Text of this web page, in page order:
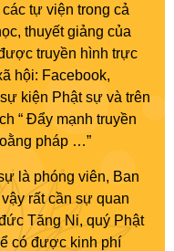
tự viện trong cả
thuyết giảng của
truyền hình trực
hội: Facebook,
kiện Phật sự và trên
“ Đẩy mạnh truyền
pháp …”
là phóng viên, Ban
rất cần sự quan
Tăng Ni, quý Phật
có được kinh phí